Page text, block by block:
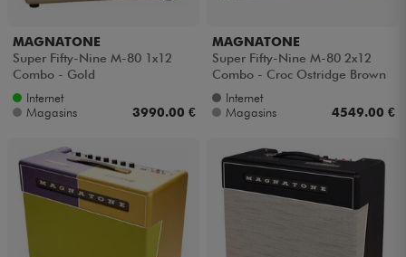
MAGNATONE
Super Fifty-Nine M-80 1x12
Combo - Gold
Internet
Magasins
3990.00 €
MAGNATONE
Super Fifty-Nine M-80 2x12
Combo - Croc Ostridge Brown
Internet
Magasins
4549.00 €